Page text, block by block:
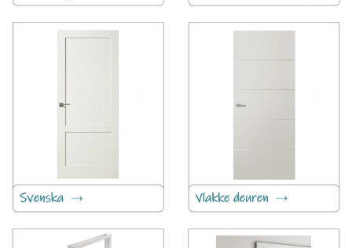
Roble Legno
Svenska moderne binnendeuren Vlakke en freeslijn-deuren